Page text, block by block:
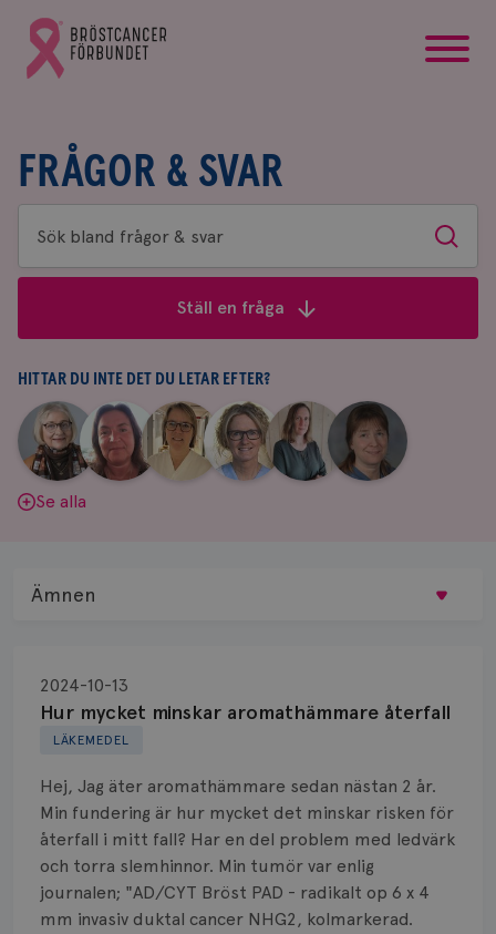
Gå
till
Bröstcancerförbundets
FRÅGOR & SVAR
Sök
bland
&
svar
Sök
Ställ en fråga
HITTAR DU INTE DET DU LETAR EFTER?
Aina
Johnsson
|
Anne
Andersson
Fredrika
Killander
|
Jeanette
Bäcklund
|
Maria
Edegran
|
Yvette
Andersson
Se alla
LÄKEMEDEL
Hur mycket minskar aromathämmare återfall
2024-10-13
Hej, Jag äter aromathämmare sedan nästan 2 år.
Min fundering är hur mycket det minskar risken för
återfall i mitt fall? Har en del problem med ledvärk
och torra slemhinnor. Min tumör var enlig
journalen; "AD/CYT Bröst PAD - radikalt op 6 x 4
mm invasiv duktal cancer NHG2, kolmarkerad.
Ämnen
Biopsi
Biverkningar
Bröstvårta
Knöl
Läkemedel